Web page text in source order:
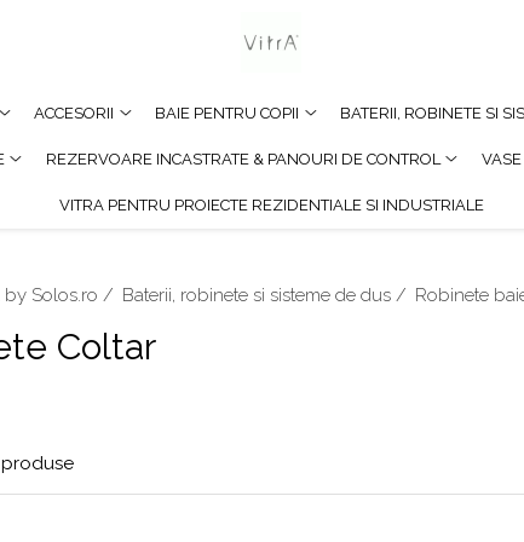
ACCESORII BAIE PENTRU COPII BATERII, ROBINETE SI
REZERVOARE INCASTRATE & PANOURI DE CONTROL
VITRA PENTRU PROIECTE REZIDENTIALE SI INDUSTRIALE
by Solos.ro / Baterii, robinete si sisteme de dus / Robinete
Coltar
produse